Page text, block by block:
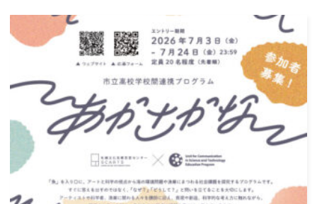
ー
シ
ン